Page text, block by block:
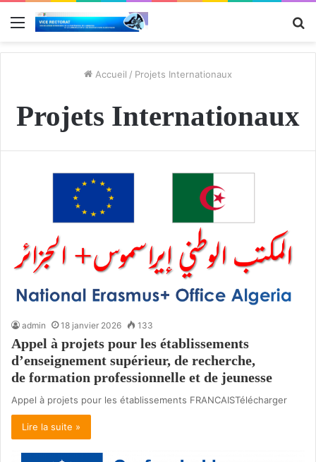
Menu
Accueil / Projets Internationaux
Projets Internationaux
admin 18 janvier 2026 133
Appel à projets pour les établissements
d’enseignement supérieur, de recherche,
de formation professionnelle et de jeunesse
Appel à projets pour les établissements FRANCAISTélécharger
Lire la suite »